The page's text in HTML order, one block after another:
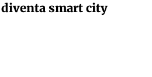
smart city